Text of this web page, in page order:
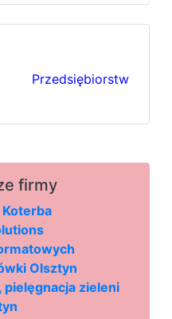
Przedsiębiorstw
firmy
Olsztyn
zieleni